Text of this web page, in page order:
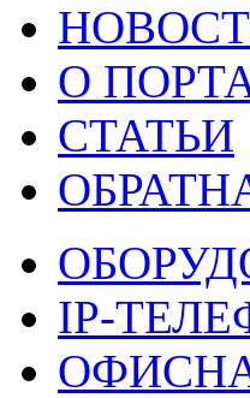
О
СТАТЬИ
IP-